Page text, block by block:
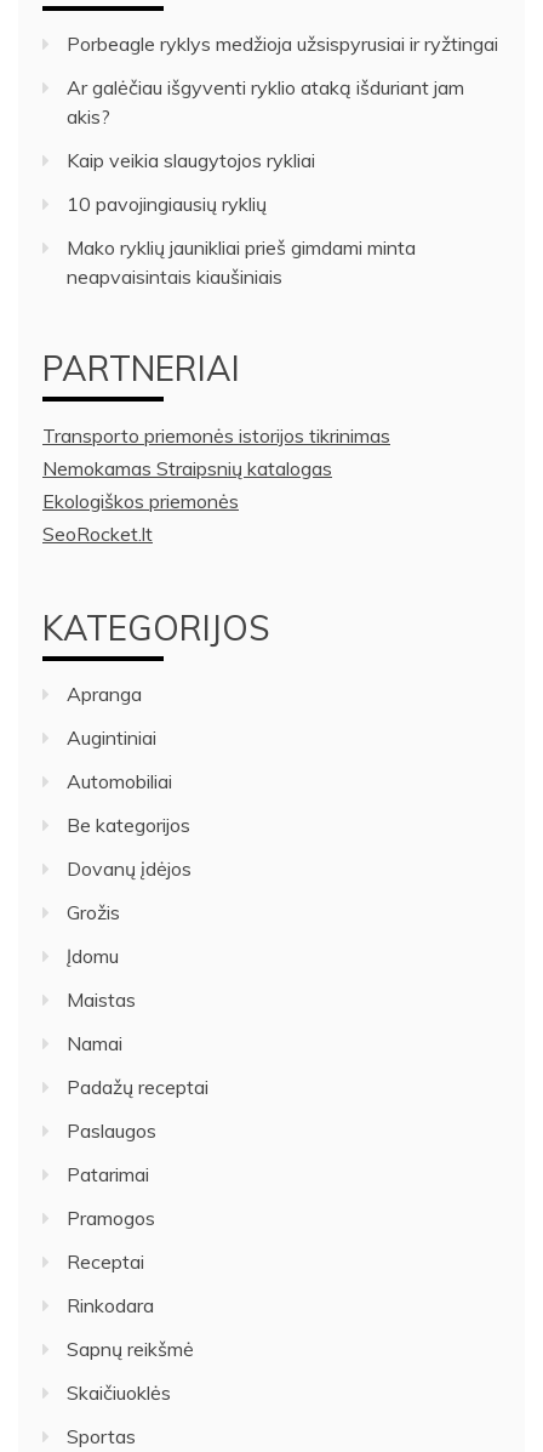
Porbeagle ryklys medžioja užsispyrusiai ir ryžtingai
Ar galėčiau išgyventi ryklio ataką išduriant jam
akis?
Kaip veikia slaugytojos rykliai
10 pavojingiausių ryklių
Mako ryklių jaunikliai prieš gimdami minta
neapvaisintais kiaušiniais
PARTNERIAI
Transporto priemonės istorijos tikrinimas
Nemokamas Straipsnių katalogas
Ekologiškos priemonės
SeoRocket.lt
KATEGORIJOS
Apranga
Augintiniai
Automobiliai
Be kategorijos
Dovanų įdėjos
Grožis
Įdomu
Maistas
Namai
Padažų receptai
Paslaugos
Patarimai
Pramogos
Receptai
Rinkodara
Sapnų reikšmė
Skaičiuoklės
Sportas